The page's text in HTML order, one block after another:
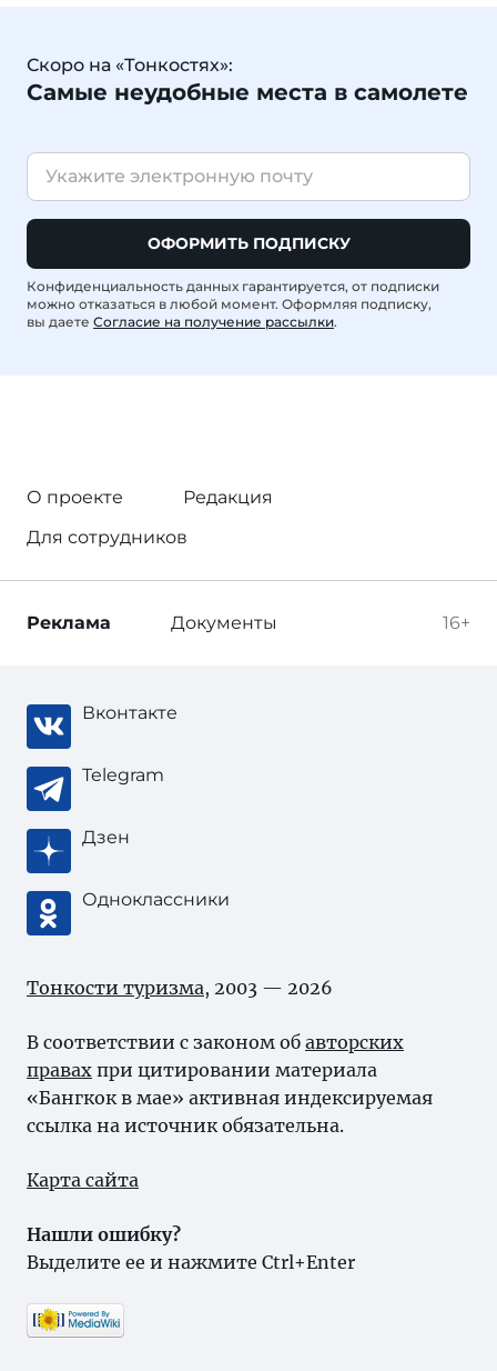
Скоро на «Тонкостях»:
Самые неудобные места в самолете
ОФОРМИТЬ ПОДПИСКУ
Конфиденциальность данных гарантируется, от подписки
можно отказаться в любой момент. Оформляя подписку,
вы даете Согласие на получение рассылки.
О проекте
Редакция
Для сотрудников
16+
Реклама Документы
Вконтакте
Telegram
Дзен
Одноклассники
Тонкости туризма, 2003 — 2026
В соответствии с законом об авторских
правах при цитировании материала
«Бангкок в мае» активная индексируемая
ссылка на источник обязательна.
Карта сайта
Нашли ошибку?
Выделите ее и нажмите Ctrl+Enter